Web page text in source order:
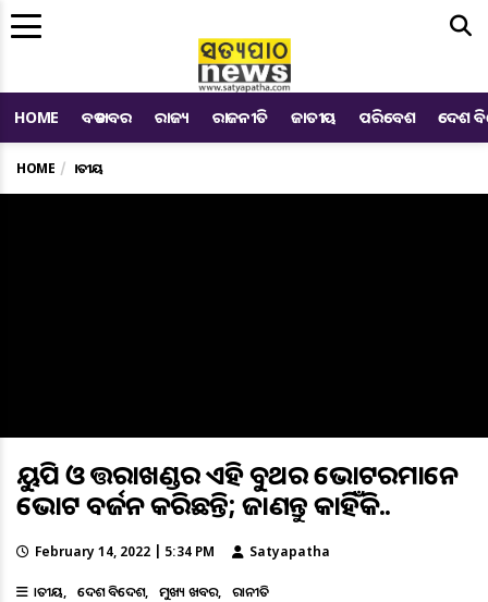
HOME ବଡ ଖବର ରାଜ୍ୟ ରାଜନୀତି ଜାତୀୟ ପରିବେଶ ଦେଶ
HOME ଜାତୀୟ
ୟୁପି ଓ ଉତ୍ତରାଖଣ୍ଡର ଏହି ବୁଥର ଭୋଟରମାନେ
ଭୋଟ ବର୍ଜନ କରିଛନ୍ତି; ଜାଣନ୍ତୁ କାହିଁକି..
February 14, 2022 | 5:34 PM Satyapatha
ଜାତୀୟ ଦେଶ ବିଦେଶ ମୁଖ୍ୟ ଖବର ରାଜନୀତି